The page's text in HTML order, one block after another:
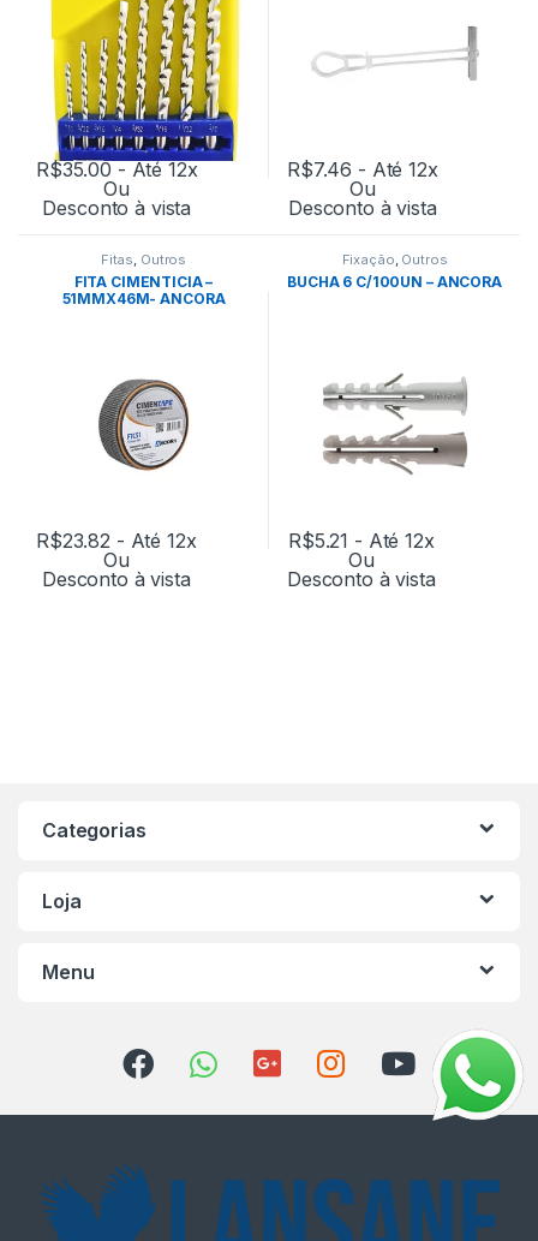
R$35.00 - Até 12x
Ou
Desconto à vista
R$7.46 - Até 12x
Ou
Desconto à vista
Fitas, Outros
FITA CIMENTICIA –
51MMX46M- ANCORA
R$23.82 - Até 12x
Ou
Desconto à vista
Fixação, Outros
BUCHA 6 C/100UN – ANCORA
R$5.21 - Até 12x
Ou
Desconto à vista
Categorias
Loja
Menu